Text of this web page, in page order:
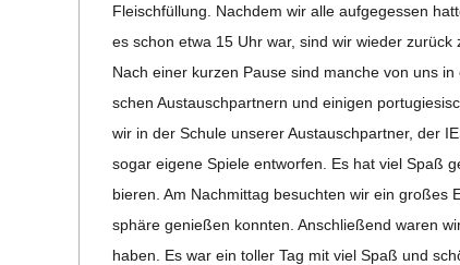
S
C
H
U
Fleisch­fül­lung. Nach­dem wir alle auf­ge­ges­sen
es schon etwa 15 Uhr war, sind wir wie­der
Nach einer kur­zen Pause sind man­che von uns
schen Aus­tausch­part­nern und eini­gen
wir in der Schule unse­rer Aus­tausch­part­ner, der
sogar eigene Spiele ent­wor­fen. Es hat viel Spaß
bie­ren. Am Nach­mit­tag besuch­ten wir ein
sphäre genie­ßen konn­ten. Anschlie­ßend waren
haben. Es war ein tol­ler Tag mit viel Spaß und